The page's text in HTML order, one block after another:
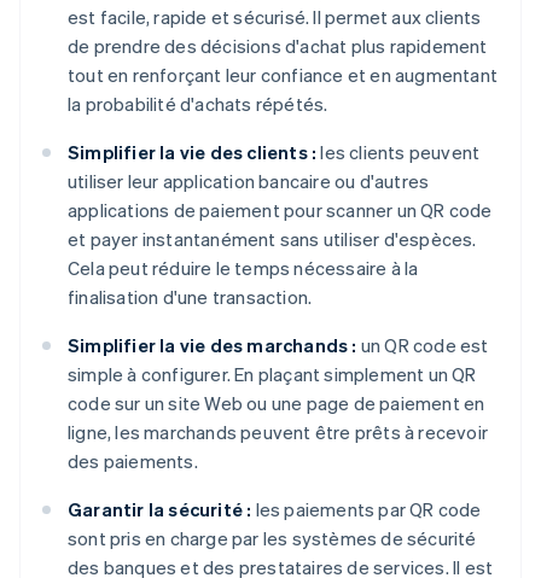
est facile, rapide et sécurisé. Il permet aux clients
de prendre des décisions d'achat plus rapidement
tout en renforçant leur confiance et en augmentant
la probabilité d'achats répétés.
Simplifier la vie des clients : les clients peuvent
utiliser leur application bancaire ou d'autres
applications de paiement pour scanner un QR code
et payer instantanément sans utiliser d'espèces.
Cela peut réduire le temps nécessaire à la
finalisation d'une transaction.
Simplifier la vie des marchands : un QR code est
simple à configurer. En plaçant simplement un QR
code sur un site Web ou une page de paiement en
ligne, les marchands peuvent être prêts à recevoir
des paiements.
Garantir la sécurité : les paiements par QR code
sont pris en charge par les systèmes de sécurité
des banques et des prestataires de services. Il est